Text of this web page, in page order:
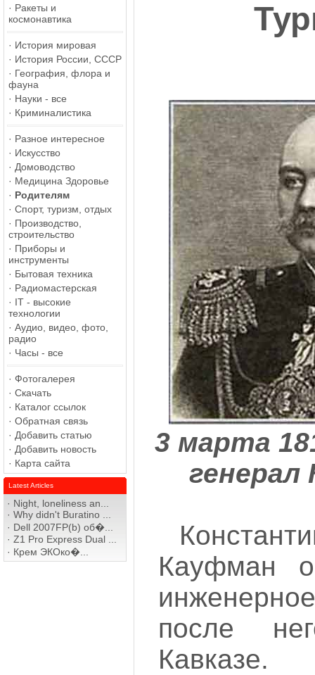
· Ракеты и
космонавтика
· История мировая
· История России, СССР
· География, флора и
фауна
· Науки - все
· Криминалистика
· Разное интересное
· Искусство
· Домоводство
· Медицина Здоровье
· Родителям
· Спорт, туризм, отдых
· Производство,
строительство
· Приборы и
инструменты
· Бытовая техника
· Радиомастерская
· IT - высокие
технологии
· Аудио, видео, фото,
радио
· Часы - все
· Фотогалерея
· Скачать
· Каталог ссылок
· Обратная связь
· Добавить статью
· Добавить новость
· Карта сайта
Latest Articles
· Night, loneliness an...
· Why didn't Buratino ...
· Dell 2007FP(b) об�...
· Z1 Pro Express Dual ...
· Крем ЭКОко�...
3 марта
Кауфман
после
Кавказе.